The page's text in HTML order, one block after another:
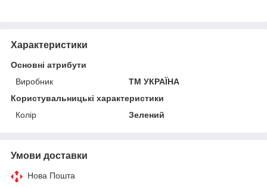
Характеристики
Основні атрибути
Виробник
ТМ УКРАЇНА
Користувальницькі характеристики
Колір
Зелений
Умови доставки
Нова Пошта